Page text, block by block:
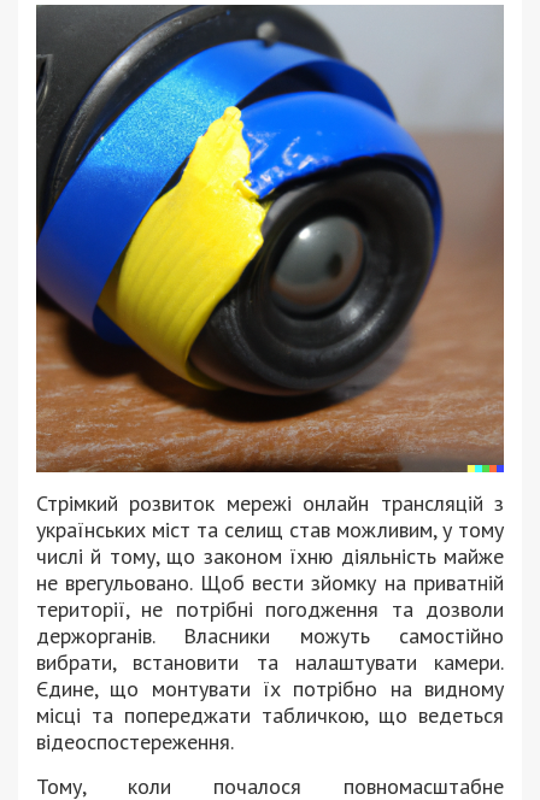
Стрімкий розвиток мережі онлайн трансляцій з
українських міст та селищ став можливим, у тому
числі й тому, що законом їхню діяльність майже
не врегульовано. Щоб вести зйомку на приватній
території, не потрібні погодження та дозволи
держорганів. Власники можуть самостійно
вибрати, встановити та налаштувати камери.
Єдине, що монтувати їх потрібно на видному
місці та попереджати табличкою, що ведеться
відеоспостереження.
Тому, коли почалося повномасштабне